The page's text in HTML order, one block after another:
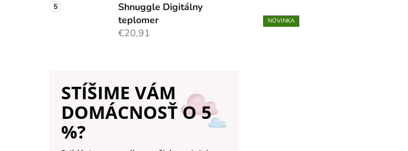
Shnuggle Digitálny
teplomer
€20,91
STÍŠIME VÁM
DOMÁCNOSŤ O 5
%?
NOVINKA